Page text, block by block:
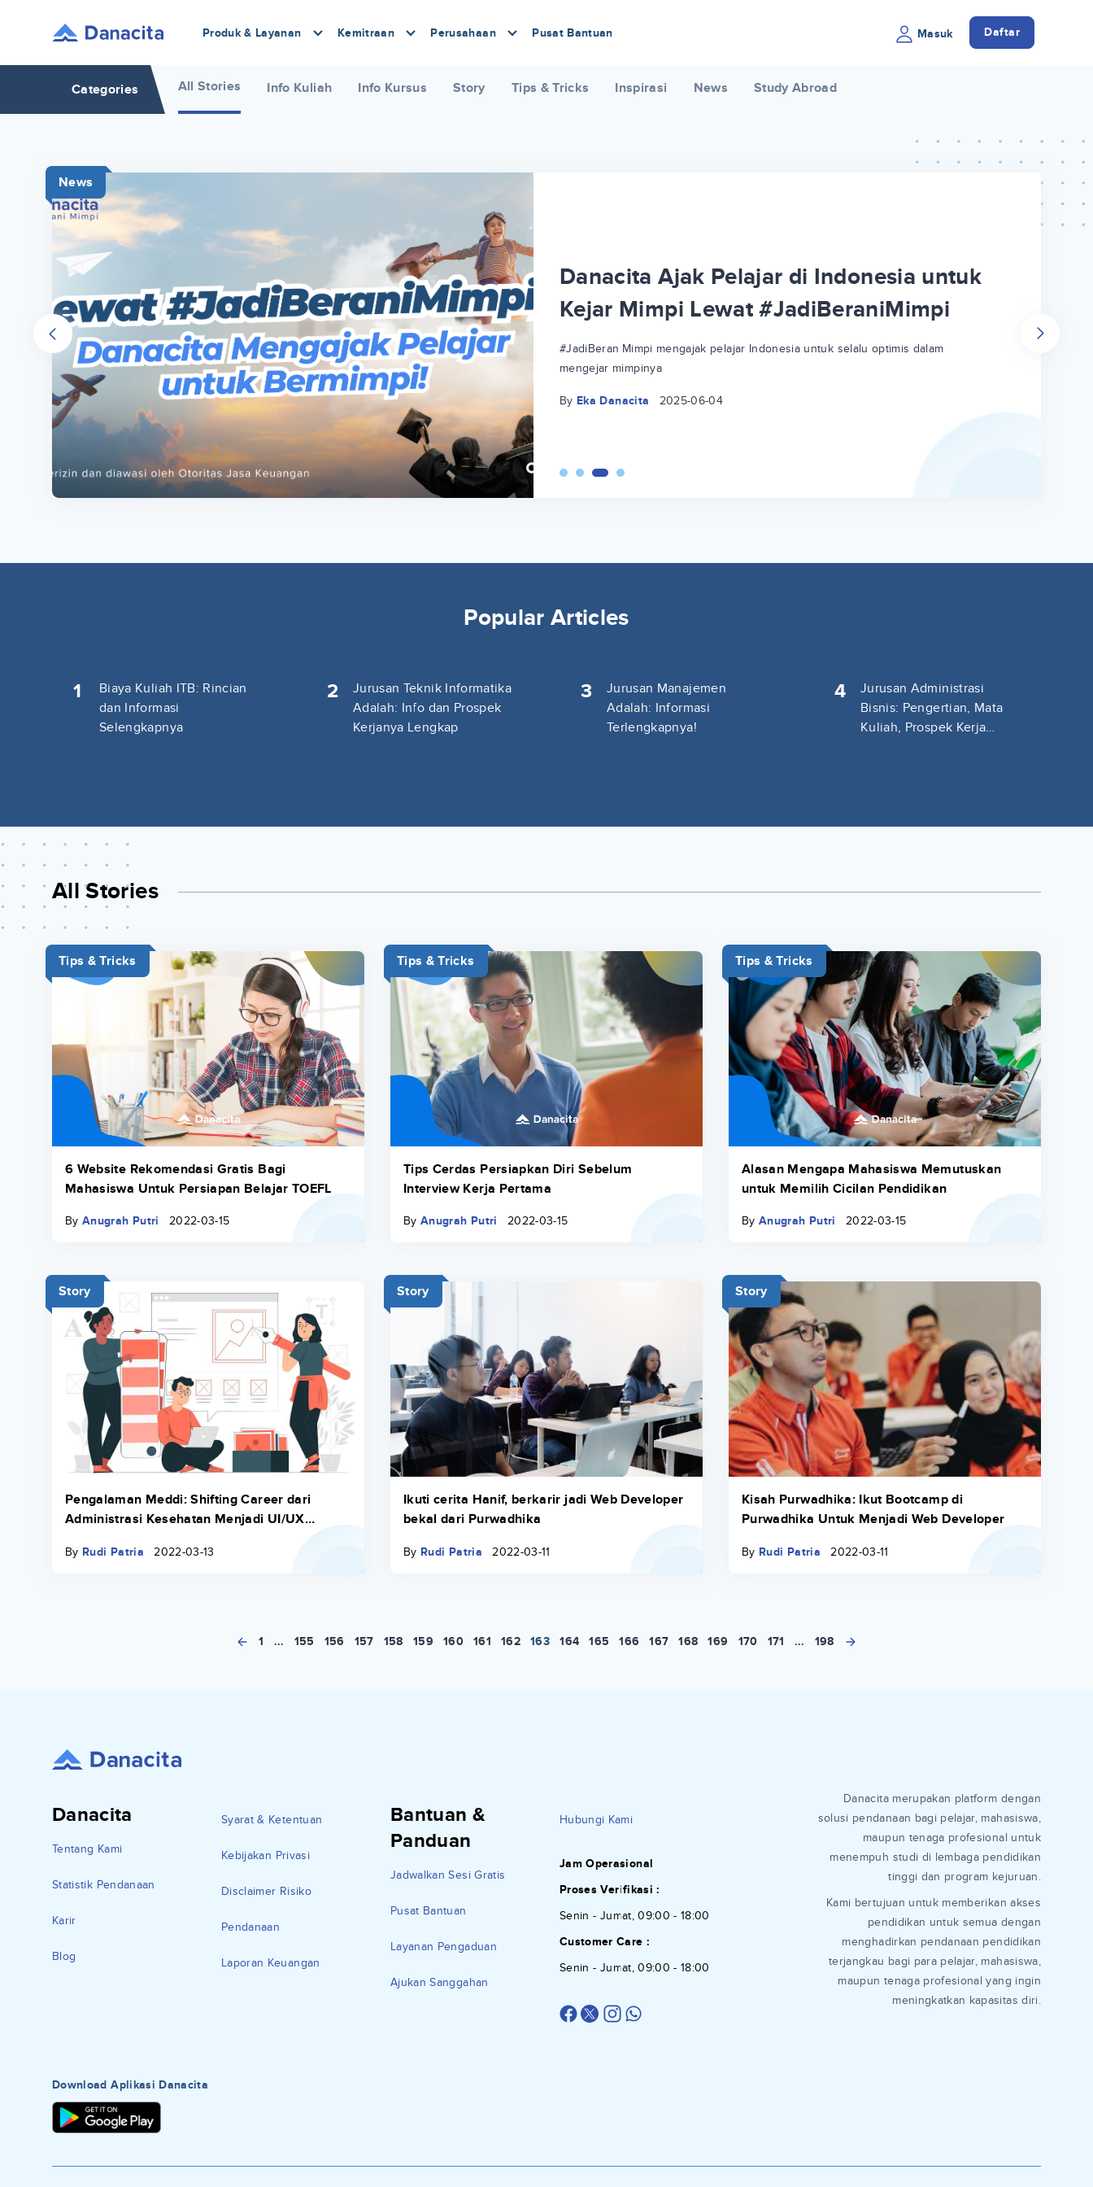
Produk & Layanan Kemitraan Perusahaan Pusat Bantuan Masuk Daftar
Categories All Stories Info Kuliah Info Kursus Story Tips & Tricks Inspirasi News Study Abroad
News
Danacita Ajak Pelajar di Indonesia untuk
Kejar Mimpi Lewat #JadiBeraniMimpi
#JadiBeraniMimpi mengajak pelajar Indonesia untuk selalu optimis dalam
mengejar mimpinya
By Eka Danacita 2025-06-04
Popular Articles
1
Biaya Kuliah ITB: Rincian
dan Informasi
Selengkapnya
2
Jurusan Teknik Informatika
Adalah: Info dan Prospek
Kerjanya Lengkap
3
Jurusan Manajemen
Adalah: Informasi
Terlengkapnya!
4
Jurusan Administrasi
Bisnis: Pengertian, Mata
Kuliah, Prospek Kerja
All Stories
Tips & Tricks
6 Website Rekomendasi Gratis Bagi
Mahasiswa Untuk Persiapan Belajar TOEFL
By Anugrah Putri 2022-03-15
Tips & Tricks
Tips Cerdas Persiapkan Diri Sebelum
Interview Kerja Pertama
By Anugrah Putri 2022-03-15
Tips & Tricks
Alasan Mengapa Mahasiswa Memutuskan
untuk Memilih Cicilan Pendidikan
By Anugrah Putri 2022-03-15
Story
Pengalaman Meddi: Shifting Career dari
Administrasi Kesehatan Menjadi UI/UX
By Rudi Patria 2022-03-13
Story
Ikuti cerita Hanif, berkarir jadi Web Developer
bekal dari Purwadhika
By Rudi Patria 2022-03-11
Story
Kisah Purwadhika: Ikut Bootcamp di
Purwadhika Untuk Menjadi Web Developer
By Rudi Patria 2022-03-11
1 ... 155 156 157 158 159 160 161 162 163 164 165 166 167 168 169 170 171 ... 198
Danacita
Tentang Kami
Statistik Pendanaan
Karir
Blog
Syarat & Ketentuan
Kebijakan Privasi
Disclaimer Risiko
Pendanaan
Laporan Keuangan
Bantuan &
Panduan
Jadwalkan Sesi Gratis
Pusat Bantuan
Layanan Pengaduan
Ajukan Sanggahan
Hubungi Kami
Jam Operasional
Proses Verifikasi :
Senin - Jumat, 09:00 - 18:00
Customer Care :
Senin - Jumat, 09:00 - 18:00
Danacita merupakan platform dengan
solusi pendanaan bagi pelajar, mahasiswa,
maupun tenaga profesional untuk
menempuh studi di lembaga pendidikan
tinggi dan program kejuruan.
Kami bertujuan untuk memberikan akses
pendidikan untuk semua dengan
menghadirkan pendanaan pendidikan
terjangkau bagi para pelajar, mahasiswa,
maupun tenaga profesional yang ingin
meningkatkan kapasitas diri.
Download Aplikasi Danacita